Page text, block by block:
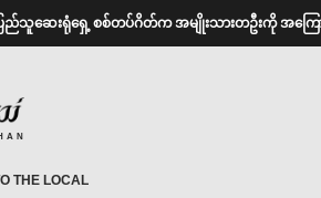
ြည်သူဆေးရုံရှေ့ စစ်တပ်ဂိတ်က အမျိုးသားတဦးကို အကြ
THE LOCAL